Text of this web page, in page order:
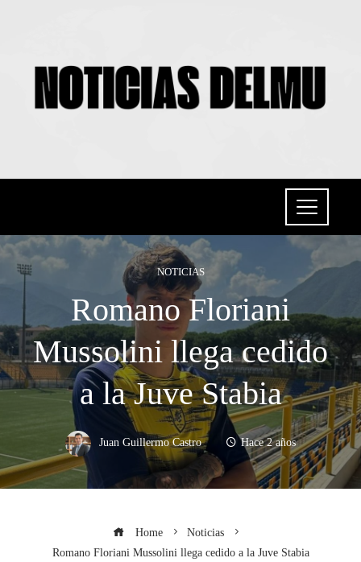
NOTICIAS
Romano Floriani
Mussolini llega cedido
a la Juve Stabia
Juan Guillermo Castro Hace 2 años
Home
Noticias
Romano Floriani Mussolini llega cedido a la Juve Stabia